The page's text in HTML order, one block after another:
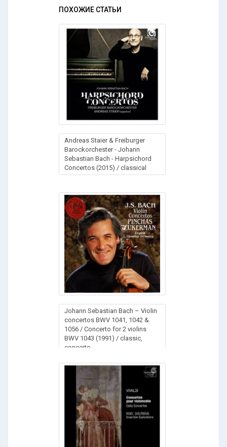
ПОХОЖИЕ СТАТЬИ
Andreas Staier & Freiburger
Barockorchester - Johann
Sebastian Bach - Harpsichord
Concertos (2015) / classical
Johann Sebastian Bach – Violin
concertos BWV 1041, 1042 &
1056 / Concerto for 2 violins
BWV 1043 (1991) / classic,
concerto